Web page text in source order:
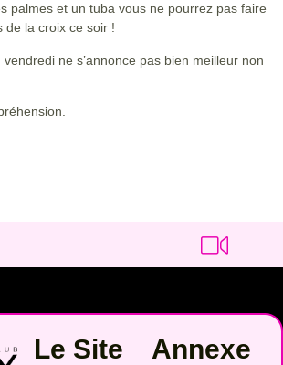
palmes et un tuba vous ne pourrez pas faire
de la croix ce soir !
ne s’annonce pas bien meilleur non
Le Site
Annexe